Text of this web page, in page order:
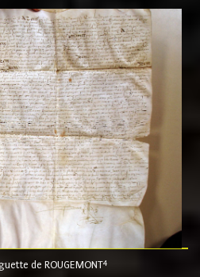
de ROUGEMONT4